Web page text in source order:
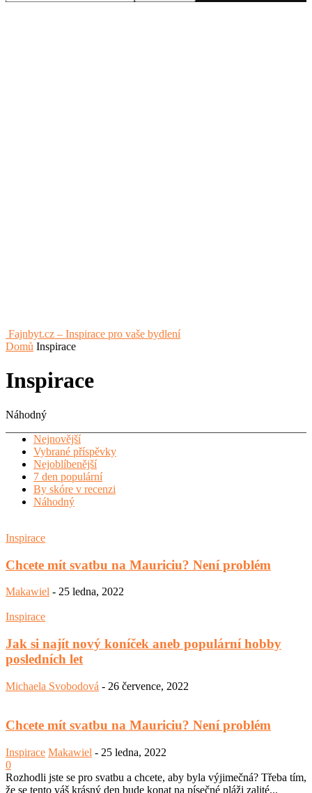
Fajnbyt.cz – Inspirace pro vaše bydlení
Domů Inspirace
Inspirace
Náhodný
Nejnovější
Vybrané příspěvky
Nejoblíbenější
7 den populární
By skóre v recenzi
Náhodný
Inspirace
Chcete mít svatbu na Mauriciu? Není problém
Makawiel - 25 ledna, 2022
Inspirace
Jak si najít nový koníček aneb populární hobby
posledních let
Michaela Svobodová - 26 července, 2022
Chcete mít svatbu na Mauriciu? Není problém
Inspirace Makawiel - 25 ledna, 2022
0
Rozhodli jste se pro svatbu a chcete, aby byla výjimečná? Třeba tím,
že se tento váš krásný den bude konat na písečné pláži zalité...